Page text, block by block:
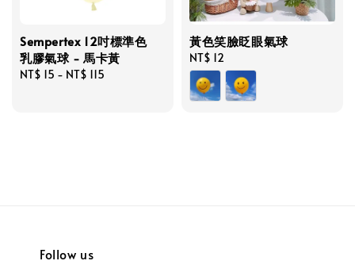
Sempertex 12吋標準色
乳膠氣球 - 馬卡黃
Regular
NT$ 15 - NT$ 115
黃色笑臉眨眼氣球
Regular
price
NT$ 12
Follow us